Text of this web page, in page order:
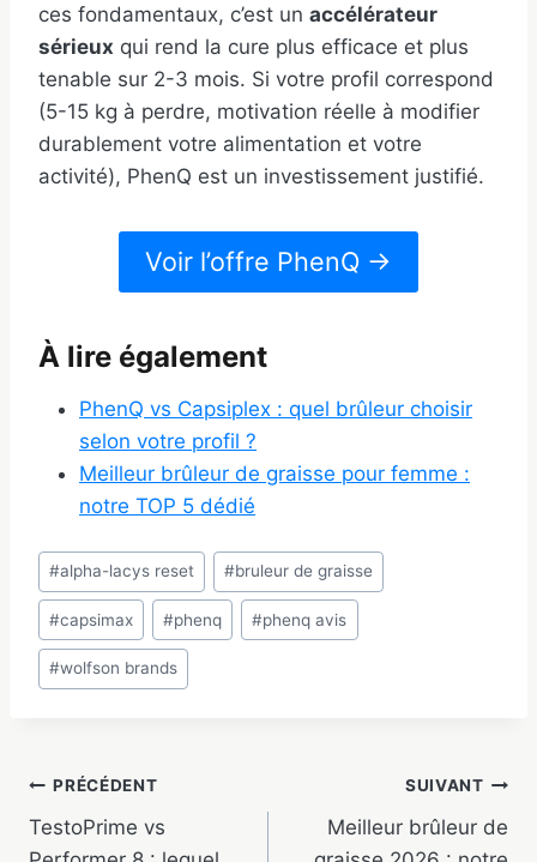
ces fondamentaux, c’est un accélérateur
sérieux qui rend la cure plus efficace et plus
tenable sur 2-3 mois. Si votre profil correspond
(5-15 kg à perdre, motivation réelle à modifier
durablement votre alimentation et votre
activité), PhenQ est un investissement justifié.
Voir l’offre PhenQ →
À lire également
PhenQ vs Capsiplex : quel brûleur choisir
selon votre profil ?
Meilleur brûleur de graisse pour femme :
notre TOP 5 dédié
Étiquettes
de
la
publication :
#alpha-lacys reset #bruleur de graisse
#capsimax #phenq #phenq avis
#wolfson brands
Navigation
de
PRÉCÉDENT
TestoPrime vs
SUIVANT
Meilleur brûleur de